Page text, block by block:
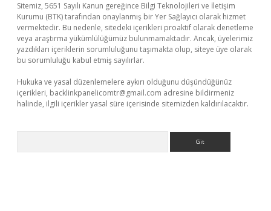
Sitemiz, 5651 Sayılı Kanun gereğince Bilgi Teknolojileri ve İletişim
Kurumu (BTK) tarafından onaylanmış bir Yer Sağlayıcı olarak hizmet
vermektedir. Bu nedenle, sitedeki içerikleri proaktif olarak denetleme
veya araştırma yükümlülüğümüz bulunmamaktadır. Ancak, üyelerimiz
yazdıkları içeriklerin sorumluluğunu taşımakta olup, siteye üye olarak
bu sorumluluğu kabul etmiş sayılırlar.
Hukuka ve yasal düzenlemelere aykırı olduğunu düşündüğünüz
içerikleri, backlinkpanelicomtr@gmail.com adresine bildirmeniz
halinde, ilgili içerikler yasal süre içerisinde sitemizden kaldırılacaktır.